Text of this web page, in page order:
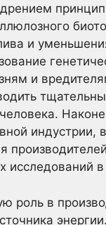
и
и
в
роль в